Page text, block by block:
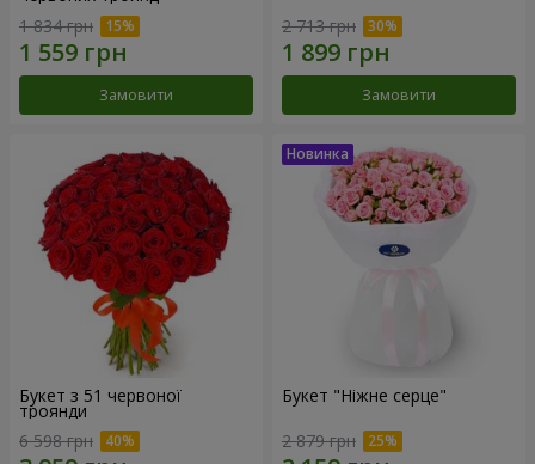
1 834 грн
Замовити
2 713 грн
Замовити
Букет з 51 червоної
троянди
6 598 грн
Букет "Ніжне серце"
2 879 грн